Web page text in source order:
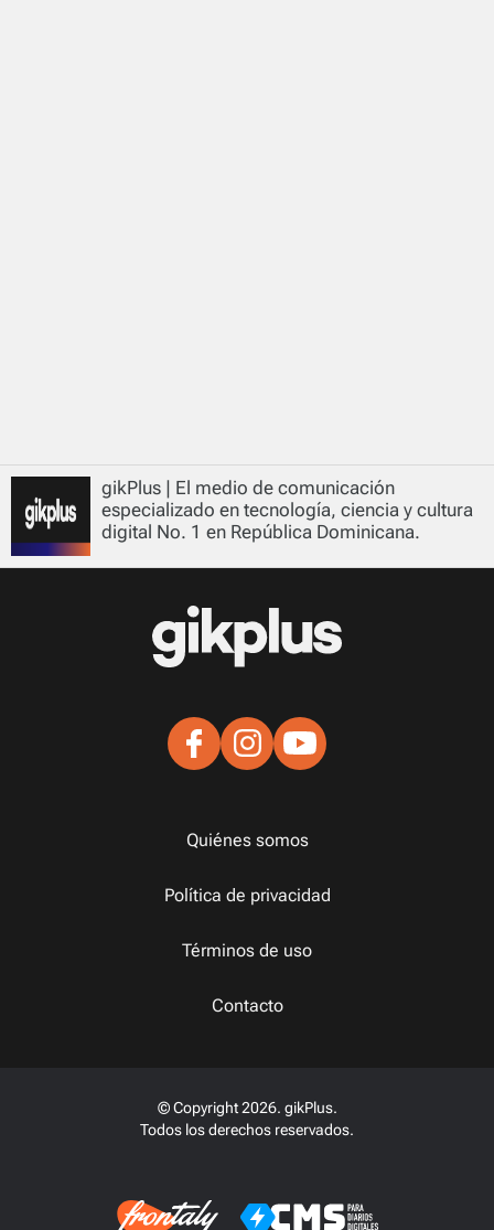
gikPlus | El medio de comunicación
especializado en tecnología, ciencia y cultura
digital No. 1 en República Dominicana.
Quiénes somos
Política de privacidad
Términos de uso
Contacto
© Copyright 2026. gikPlus.
Todos los derechos reservados.